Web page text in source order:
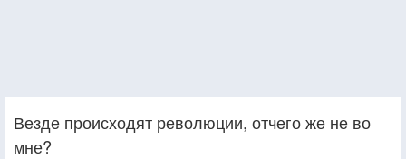
Везде происходят революции, отчего же не во
мне?